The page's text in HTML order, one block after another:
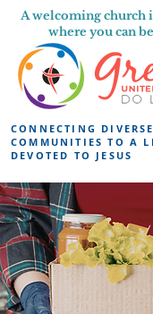
A welcoming church
where you can
CONNECTING DIVERSE
COMMUNITIES TO A
DEVOTED TO JESUS